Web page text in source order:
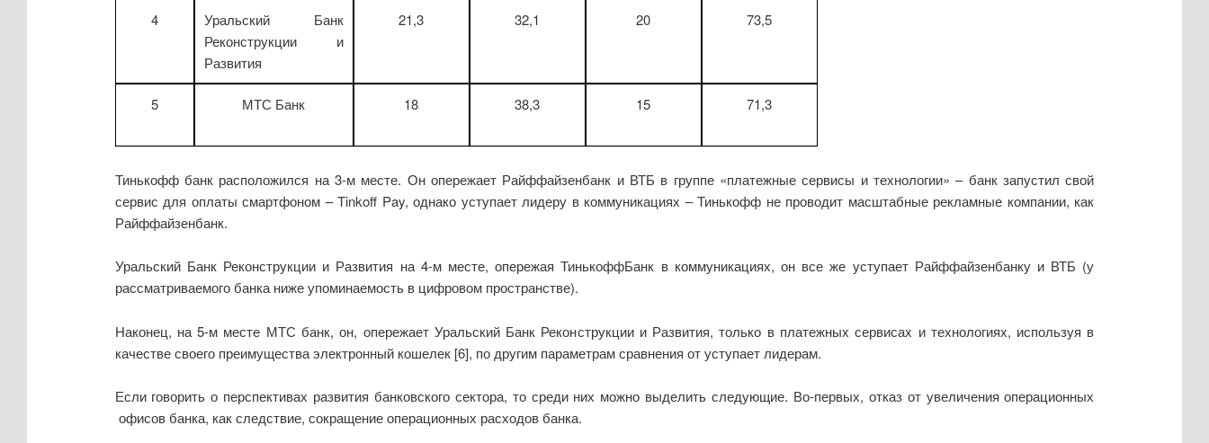
4
Уральский Банк
Реконструкции и
Развития
21,3 32,1 20 73,5
5 МТС Банк 18 38,3 15 71,3
Тинькофф банк расположился на 3-м месте. Он опережает Райффайзенбанк и ВТБ в группе «платежные сервисы и технологии» – банк запустил свой
сервис для оплаты смартфоном – Tinkoff Pay, однако уступает лидеру в коммуникациях – Тинькофф не проводит масштабные рекламные компании, как
Райффайзенбанк.
Уральский Банк Реконструкции и Развития на 4-м месте, опережая ТинькоффБанк в коммуникациях, он все же уступает Райффайзенбанку и ВТБ (у
рассматриваемого банка ниже упоминаемость в цифровом пространстве).
Наконец, на 5-м месте МТС банк, он, опережает Уральский Банк Реконструкции и Развития, только в платежных сервисах и технологиях, используя в
качестве своего преимущества электронный кошелек [6], по другим параметрам сравнения от уступает лидерам.
Если говорить о перспективах развития банковского сектора, то среди них можно выделить следующие. Во-первых, отказ от увеличения операционных
офисов банка, как следствие, сокращение операционных расходов банка.